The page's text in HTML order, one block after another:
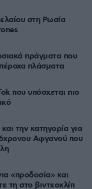
στη Ρωσία
πράγματα που
πλάσματα
που υπόσχεται πιο
την κατηγορία για
Αφγανού που
«προδοσία» και
τη στο βιντεοκλίπ